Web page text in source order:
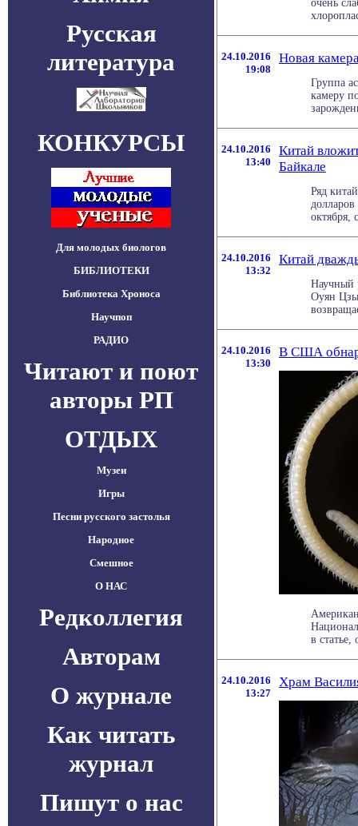
Русская
литература
КОНКУРСЫ
Для молодых биологов
БИБЛИОТЕКИ
Библиотека Хроноса
Научпоп
РАДИО
Читают и поют
авторы РП
ОТДЫХ
Музеи
Игры
Песни русского застолья
Народное
Смешное
О НАС
Редколлегия
Авторам
О журнале
Как читать
журнал
Пишут о нас
очень
24.10.2016
19:08
Новая
Группа
камеру
24.10.2016
13:40
Китай
Байкале
Ряд
октября,
24.10.2016
13:32
Китай
Научный
Оуян
24.10.2016
13:30
В США
в
24.10.2016
13:27
Храм